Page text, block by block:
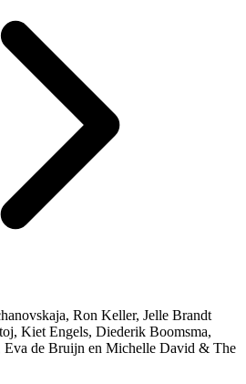
Ron Keller, Jelle Brandt
Kiet Engels, Diederik Boomsma,
de Bruijn en Michelle David & The